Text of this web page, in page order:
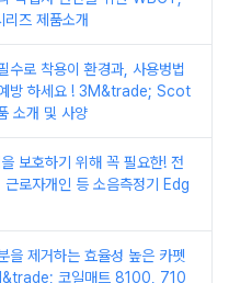
즈 제품소개
수로 착용이 환경과, 사용벙법
예방 하세요 ! 3M&trade; Scot
소개 및 사양
보호하기 위해 꼭 필요한! 전
로자개인 등 소음측정기 Edg
을 제거하는 효율성 높은 카펫
코일매트 8100, 710